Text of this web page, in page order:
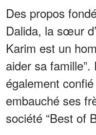
Des propos
Dalida, la sœur
Karim est un
aider sa
également
embauché ses
société “Best of